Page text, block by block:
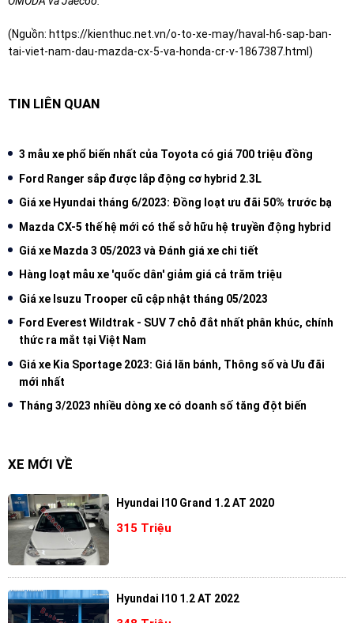
(Nguồn: https://kienthuc.net.vn/o-to-xe-may/haval-h6-sap-ban-
tai-viet-nam-dau-mazda-cx-5-va-honda-cr-v-1867387.html )
TIN LIÊN QUAN
3 mẫu xe phổ biến nhất của Toyota có giá 700 triệu đồng
Ford Ranger sắp được lắp động cơ hybrid 2.3L
Giá xe Hyundai tháng 6/2023: Đồng loạt ưu đãi 50% trước bạ
Mazda CX-5 thế hệ mới có thể sở hữu hệ truyền động hybrid
Giá xe Mazda 3 05/2023 và Đánh giá xe chi tiết
Hàng loạt mẫu xe 'quốc dân' giảm giá cả trăm triệu
Giá xe Isuzu Trooper cũ cập nhật tháng 05/2023
Ford Everest Wildtrak - SUV 7 chỗ đắt nhất phân khúc, chính
thức ra mắt tại Việt Nam
Giá xe Kia Sportage 2023: Giá lăn bánh, Thông số và Ưu đãi
mới nhất
Tháng 3/2023 nhiều dòng xe có doanh số tăng đột biến
XE MỚI VỀ
Hyundai I10 Grand 1.2 AT 2020
315 Triệu
Hyundai I10 1.2 AT 2022